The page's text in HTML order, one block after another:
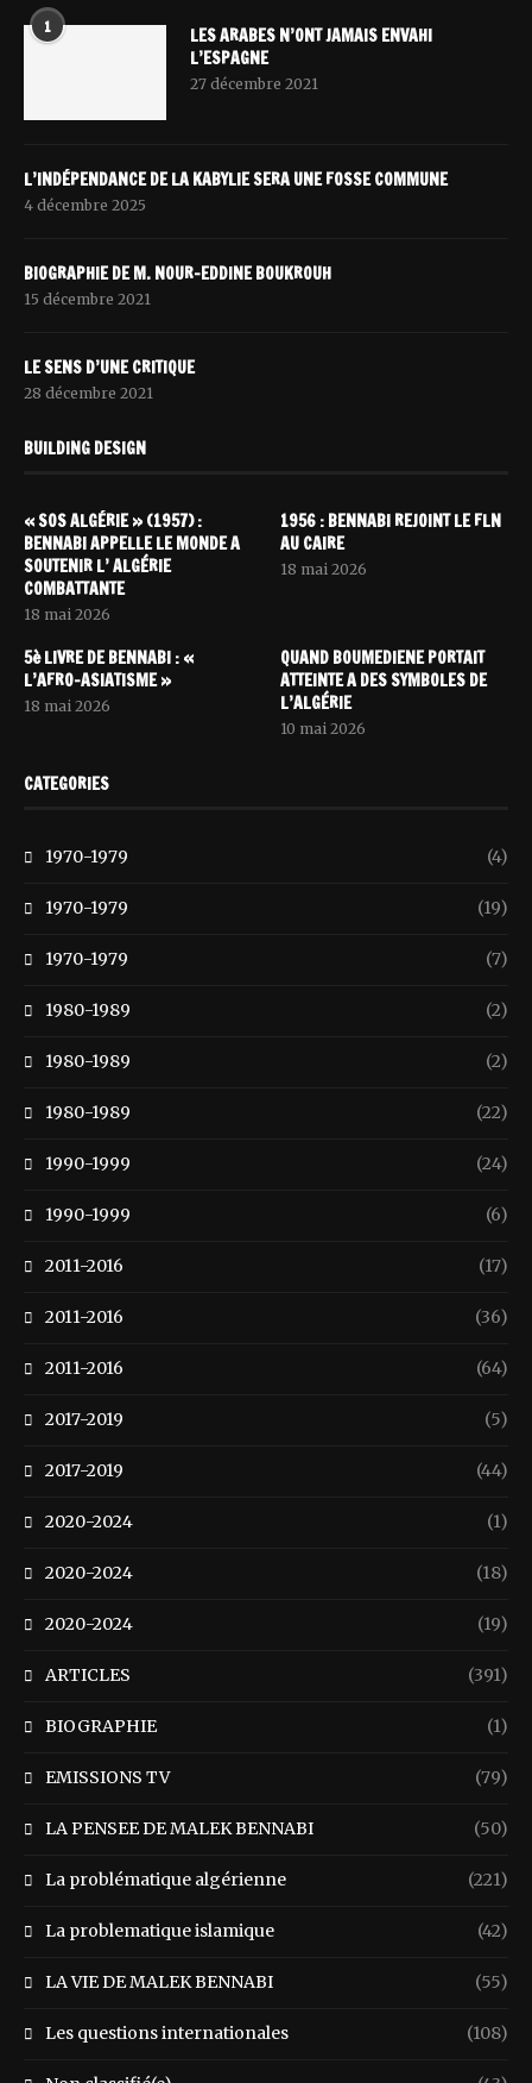
1
LES ARABES N’ONT JAMAIS ENVAHI
L’ESPAGNE
27 décembre 2021
L’INDÉPENDANCE DE LA KABYLIE SERA UNE FOSSE COMMUNE
4 décembre 2025
BIOGRAPHIE DE M. NOUR-EDDINE BOUKROUH
15 décembre 2021
LE SENS D’UNE CRITIQUE
28 décembre 2021
BUILDING DESIGN
« SOS ALGÉRIE » (1957) :
BENNABI APPELLE LE MONDE A
SOUTENIR L’ ALGÉRIE
COMBATTANTE
18 mai 2026
1956 : BENNABI REJOINT LE FLN
AU CAIRE
18 mai 2026
5è LIVRE DE BENNABI : «
L’AFRO-ASIATISME »
18 mai 2026
QUAND BOUMEDIENE PORTAIT
ATTEINTE A DES SYMBOLES DE
L’ALGÉRIE
10 mai 2026
CATEGORIES
1970-1979 (4)
1970-1979 (19)
1970-1979 (7)
1980-1989 (2)
1980-1989 (2)
1980-1989 (22)
1990-1999 (24)
1990-1999 (6)
2011-2016 (17)
2011-2016 (36)
2011-2016 (64)
2017-2019 (5)
2017-2019 (44)
2020-2024 (1)
2020-2024 (18)
2020-2024 (19)
ARTICLES (391)
BIOGRAPHIE (1)
EMISSIONS TV (79)
LA PENSEE DE MALEK BENNABI (50)
La problématique algérienne (221)
La problematique islamique (42)
LA VIE DE MALEK BENNABI (55)
Les questions internationales (108)